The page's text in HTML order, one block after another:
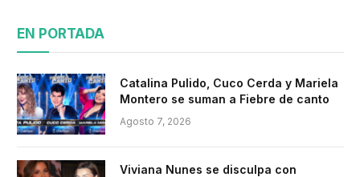
EN PORTADA
Catalina Pulido, Cuco Cerda y Mariela
Montero se suman a Fiebre de canto
Agosto 7, 2026
Viviana Nunes se disculpa con